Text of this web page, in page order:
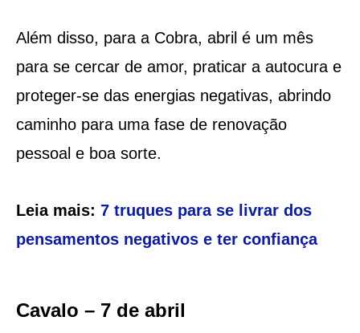
Além disso, para a Cobra, abril é um mês
para se cercar de amor, praticar a autocura e
proteger-se das energias negativas, abrindo
caminho para uma fase de renovação
pessoal e boa sorte.
Leia mais: 7 truques para se livrar dos
pensamentos negativos e ter confiança
Cavalo – 7 de abril